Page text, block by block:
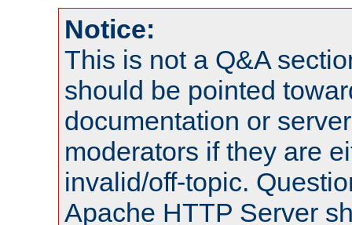
Notice:
This is not a Q&A
should be pointed
documentation or
moderators if they are
invalid/off-topic.
Apache HTTP Server